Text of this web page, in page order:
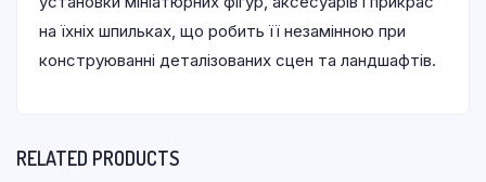
на їхніх шпильках, що робить її незамінною при
конструюванні деталізованих сцен та ландшафтів.
RELATED PRODUCTS